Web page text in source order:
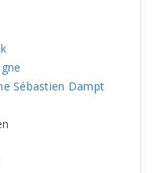
Sébastien Dampt